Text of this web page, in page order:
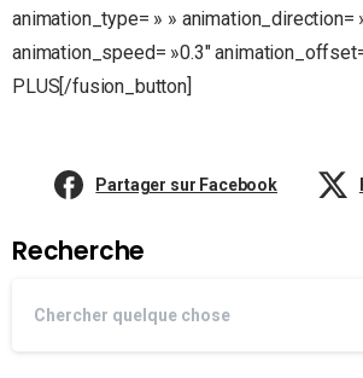
animation_type= » » animation_direction=
animation_speed= »0.3″
PLUS[/fusion_button]
Partager sur Facebook
Recherche